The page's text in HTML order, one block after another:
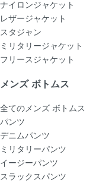
ナイロンジャケット
レザージャケット
スタジャン
ミリタリージャケット
フリースジャケット
メンズ ボトムス
全てのメンズ ボトムス
パンツ
デニムパンツ
ミリタリーパンツ
イージーパンツ
スラックスパンツ